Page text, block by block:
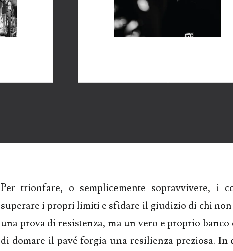
Per trionfare, o semplicemente sopravvivere, i
superare i propri limiti e sfidare il giudizio di chi non
una prova di resistenza, ma un vero e proprio
di domare il pavé forgia una resilienza preziosa. In